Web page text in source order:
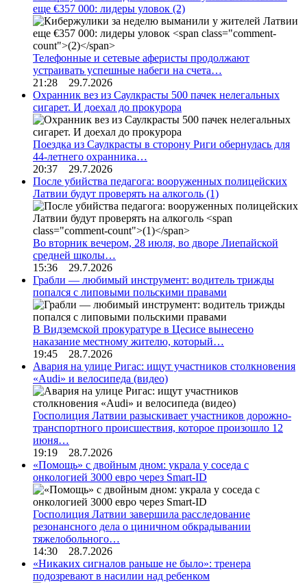
еще €357 000: лидеры уловок (2)
Телефонные и сетевые аферисты продолжают
устраивать успешные набеги на счета…
21:28 29.7.2026
Охранник вез из Саулкрасты 500 пачек нелегальных
сигарет. И доехал до прокурора
Поездка из Саулкрасты в сторону Риги обернулась для
44-летнего охранника…
20:37 29.7.2026
После убийства педагога: вооруженных полицейских
Латвии будут проверять на алкоголь (1)
Во вторник вечером, 28 июля, во дворе Лиепайской
средней школы…
15:36 29.7.2026
Грабли — любимый инструмент: водитель трижды
попался с липовыми польскими правами
В Видземской прокуратуре в Цесисе вынесено
наказание местному жителю, который…
19:45 28.7.2026
Авария на улице Ригас: ищут участников столкновения
«Audi» и велосипеда (видео)
Госполиция Латвии разыскивает участников дорожно-
транспортного происшествия, которое произошло 12
июня…
19:19 28.7.2026
«Помощь» с двойным дном: украла у соседа с
онкологией 3000 евро через Smart-ID
Госполиция Латвии завершила расследование
резонансного дела о циничном обкрадывании
тяжелобольного…
14:30 28.7.2026
«Никаких сигналов раньше не было»: тренера
подозревают в насилии над ребенком